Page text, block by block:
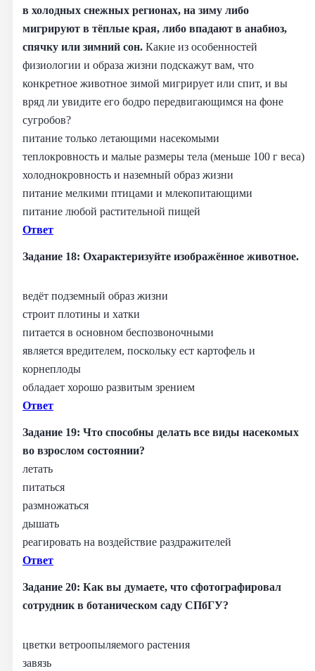
в холодных снежных регионах, на зиму либо
мигрируют в тёплые края, либо впадают в анабиоз,
спячку или зимний сон. Какие из особенностей
физиологии и образа жизни подскажут вам, что
конкретное животное зимой мигрирует или спит, и вы
вряд ли увидите его бодро передвигающимся на фоне
сугробов?
питание только летающими насекомыми
теплокровность и малые размеры тела (меньше 100 г веса)
холоднокровность и наземный образ жизни
питание мелкими птицами и млекопитающими
питание любой растительной пищей
Ответ
Задание 18: Охарактеризуйте изображённое животное.
ведёт подземный образ жизни
строит плотины и хатки
питается в основном беспозвоночными
является вредителем, поскольку ест картофель и
корнеплоды
обладает хорошо развитым зрением
Ответ
Задание 19: Что способны делать все виды насекомых
во взрослом состоянии?
летать
питаться
размножаться
дышать
реагировать на воздействие раздражителей
Ответ
Задание 20: Как вы думаете, что сфотографировал
сотрудник в ботаническом саду СПбГУ?
цветки ветроопыляемого растения
завязь